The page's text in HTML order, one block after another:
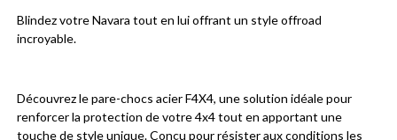
Blindez votre Navara tout en lui offrant un style offroad
incroyable.
Découvrez le pare-chocs acier F4X4, une solution idéale pour
renforcer la protection de votre 4x4 tout en apportant une
touche de style unique. Conçu pour résister aux conditions les